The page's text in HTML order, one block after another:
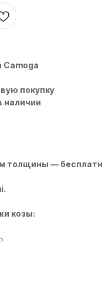
Camoga
покупку
наличии
толщины —
козы: